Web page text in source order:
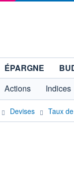
ÉPARGNE
Actions Indices
Devises Taux